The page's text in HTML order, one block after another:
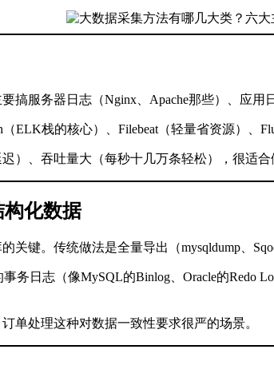
搞服务器日志（Nginx、Apache那些）、应用
ELK栈的核心）、Filebeat（轻量省资源）、
）、吞吐量大（每秒十几万条轻松），很适
化数据
键。传统做法是全量导出（mysqldump、
务日志（像MySQL的Binlog、Oracle的Redo
单处理这种对数据一致性要求很严的场景。